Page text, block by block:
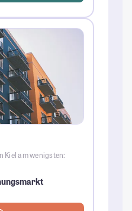
Kiel am wenigsten: